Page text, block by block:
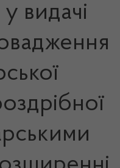
видачі